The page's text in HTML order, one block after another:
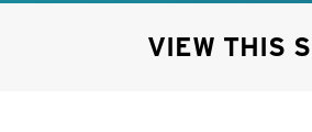
VIEW THIS